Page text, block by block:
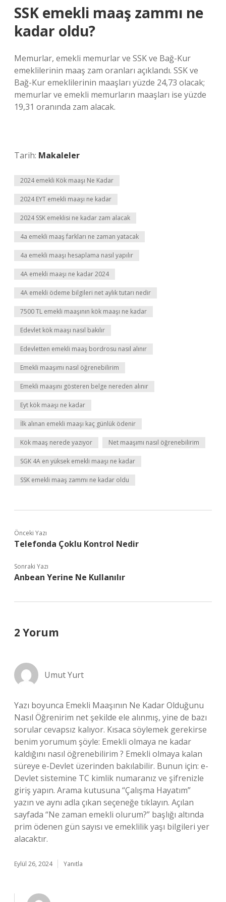
SSK emekli maaş zammı ne
kadar oldu?
Memurlar, emekli memurlar ve SSK ve Bağ-Kur
emeklilerinin maaş zam oranları açıklandı. SSK ve
Bağ-Kur emeklilerinin maaşları yüzde 24,73 olacak;
memurlar ve emekli memurların maaşları ise yüzde
19,31 oranında zam alacak.
Tarih: Makaleler
2024 emekli Kök maaşı Ne Kadar
2024 EYT emekli maaşı ne kadar
2024 SSK emeklisi ne kadar zam alacak
4a emekli maaş farkları ne zaman yatacak
4a emekli maaşı hesaplama nasıl yapılır
4A emekli maaşı ne kadar 2024
4A emekli ödeme bilgileri net aylık tutarı nedir
7500 TL emekli maaşının kök maaşı ne kadar
Edevlet kök maaşı nasıl bakılır
Edevletten emekli maaş bordrosu nasıl alınır
Emekli maaşımı nasıl öğrenebilirim
Emekli maaşını gösteren belge nereden alınır
Eyt kök maaşı ne kadar
İlk alınan emekli maaşı kaç günlük ödenir
Kök maaş nerede yazıyor Net maaşımı nasıl öğrenebilirim
SGK 4A en yüksek emekli maaşı ne kadar
SSK emekli maaş zammı ne kadar oldu
Önceki Yazı
Telefonda Çoklu Kontrol Nedir
Sonraki Yazı
Anbean Yerine Ne Kullanılır
2 Yorum
Umut Yurt
Yazı boyunca Emekli Maaşının Ne Kadar Olduğunu
Nasıl Öğrenirim net şekilde ele alınmış, yine de bazı
sorular cevapsız kalıyor. Kısaca söylemek gerekirse
benim yorumum şöyle: Emekli olmaya ne kadar
kaldığını nasıl öğrenebilirim ? Emekli olmaya kalan
süreye e-Devlet üzerinden bakılabilir. Bunun için: e-
Devlet sistemine TC kimlik numaranız ve şifrenizle
giriş yapın. Arama kutusuna “Çalışma Hayatım”
yazın ve aynı adla çıkan seçeneğe tıklayın. Açılan
sayfada “Ne zaman emekli olurum?” başlığı altında
prim ödenen gün sayısı ve emeklilik yaşı bilgileri yer
alacaktır.
Eylül 26, 2024 Yanıtla